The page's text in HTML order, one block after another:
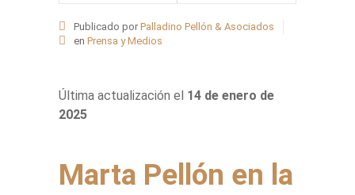
Publicado por Palladino Pellón & Asociados
en Prensa y Medios
Última actualización el 14 de enero de
2025
Marta Pellón en la